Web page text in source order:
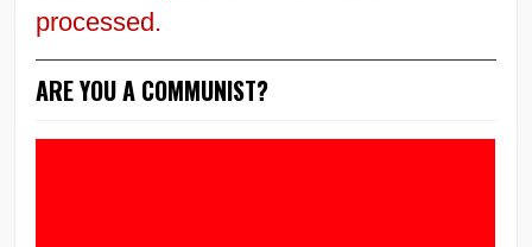
processed.
ARE YOU A COMMUNIST?